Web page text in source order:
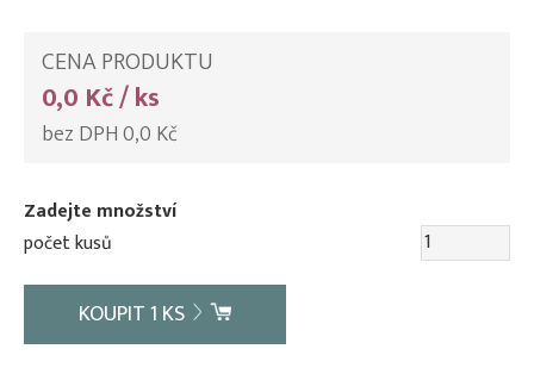
CENA PRODUKTU
0,0 Kč / ks
bez DPH 0,0 Kč
Zadejte množství
počet kusů
KOUPIT1 KS